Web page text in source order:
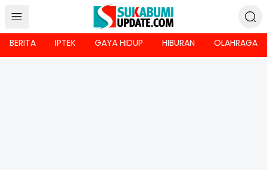
BERITA IPTEK GAYA HIDUP HIBURAN OLAHRAGA